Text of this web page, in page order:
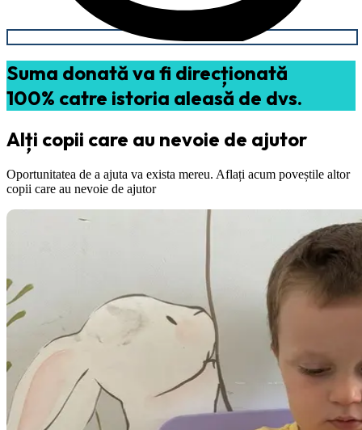
Suma donată va fi direcționată
100% catre istoria aleasă de dvs.
Alți copii care au nevoie de ajutor
Oportunitatea de a ajuta va exista mereu. Aflați acum poveștile altor
copii care au nevoie de ajutor